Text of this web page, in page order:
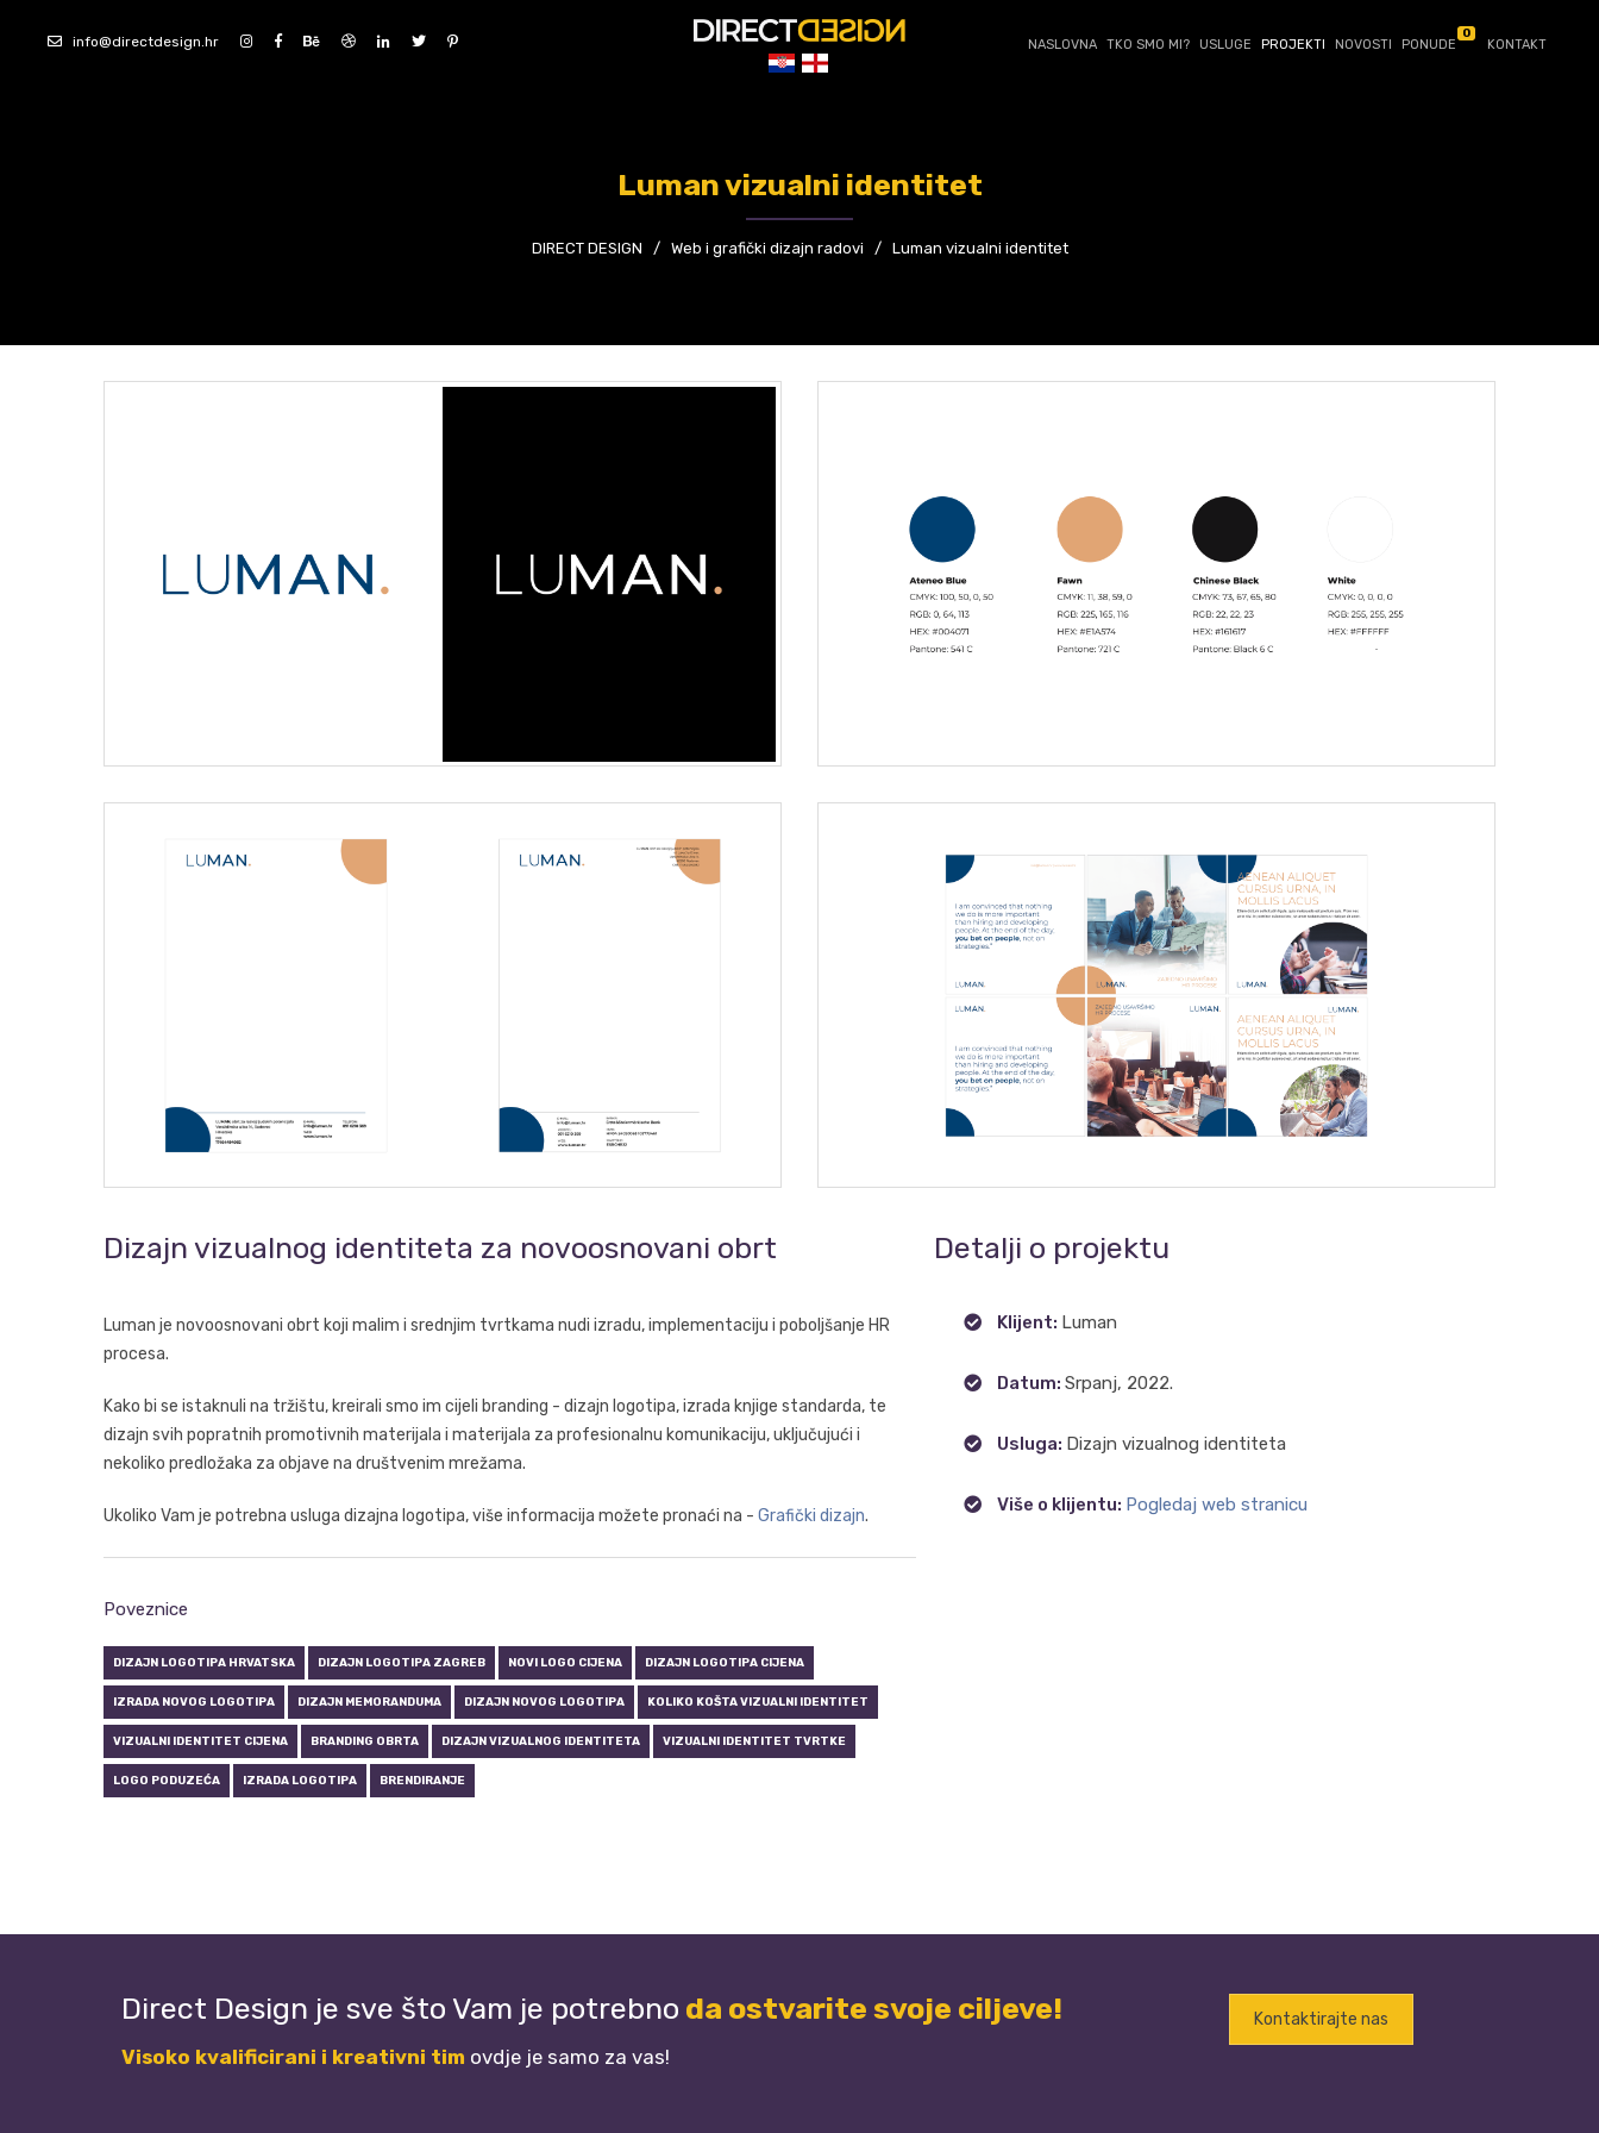
info@directdesign.hr NASLOVNA TKO SMO MI? USLUGE PROJEKTI NOVOSTI PONUDE
0
KONTAKT
Luman vizualni identitet
DIRECT DESIGN / Web i grafički dizajn radovi / Luman vizualni identitet
Dizajn vizualnog identiteta za novoosnovani obrt
Luman je novoosnovani obrt koji malim i srednjim tvrtkama nudi izradu, implementaciju i poboljšanje HR
procesa.
Kako bi se istaknuli na tržištu, kreirali smo im cijeli branding - dizajn logotipa, izrada knjige standarda, te
dizajn svih popratnih promotivnih materijala i materijala za profesionalnu komunikaciju, uključujući i
nekoliko predložaka za objave na društvenim mrežama.
Ukoliko Vam je potrebna usluga dizajna logotipa, više informacija možete pronaći na - Grafički dizajn.
Poveznice
DIZAJN LOGOTIPA HRVATSKA DIZAJN LOGOTIPA ZAGREB NOVI LOGO CIJENA DIZAJN LOGOTIPA CIJENA
IZRADA NOVOG LOGOTIPA DIZAJN MEMORANDUMA DIZAJN NOVOG LOGOTIPA KOLIKO KOŠTA VIZUALNI IDENTITET
VIZUALNI IDENTITET CIJENA BRANDING OBRTA DIZAJN VIZUALNOG IDENTITETA VIZUALNI IDENTITET TVRTKE
LOGO PODUZEĆA IZRADA LOGOTIPA BRENDIRANJE
Detalji o projektu
Klijent: Luman
Datum: Srpanj, 2022.
Usluga: Dizajn vizualnog identiteta
Više o klijentu: Pogledaj web stranicu
Direct Design je sve što Vam je potrebno da ostvarite svoje ciljeve!
Visoko kvalificirani i kreativni tim ovdje je samo za vas!
Kontaktirajte nas